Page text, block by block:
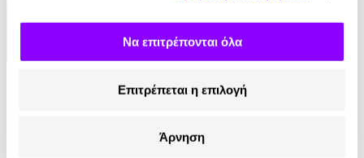
Να επιτρέπονται όλα
Επιτρέπεται η επιλογή
Άρνηση